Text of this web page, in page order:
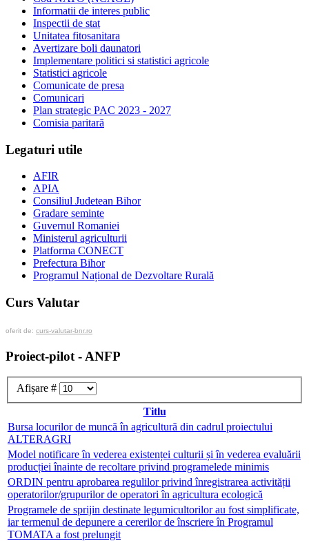
Informatii de interes public
Inspectii de stat
Unitatea fitosanitara
Avertizare boli daunatori
Implementare politici si statistici agricole
Statistici agricole
Comunicate de presa
Comunicari
Plan strategic PAC 2023 - 2027
Comisia paritară
Legaturi utile
AFIR
APIA
Consiliul Judetean Bihor
Gradare seminte
Guvernul Romaniei
Ministerul agriculturii
Platforma CONECT
Prefectura Bihor
Programul Național de Dezvoltare Rurală
Curs Valutar
oferit de: curs-valutar-bnr.ro
Proiect-pilot - ANFP
Afișare #
Titlu
Bursa locurilor de muncă în agricultură din cadrul proiectului
ALTERAGRI
Model notificare în vederea existenței culturii și în vederea evaluării
producției înainte de recoltare privind programelede minimis
ORDIN pentru aprobarea regulilor privind înregistrarea activității
operatorilor/grupurilor de operatori în agricultura ecologică
Programele de sprijin destinate legumicultorilor au fost simplificate,
iar termenul de depunere a cererilor de înscriere în Programul
TOMATA a fost prelungit